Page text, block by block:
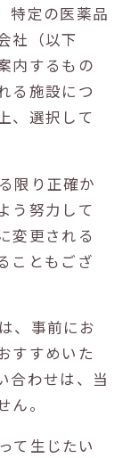
特定の医薬品
社（以下
内するもの
る施設につ
、選択して
限り正確か
う努力して
変更される
こともござ
、事前にお
すすめいた
合わせは、当
。
て生じたい